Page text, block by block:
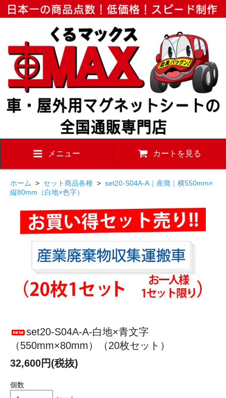
メニュー カートを見る
ホーム > セット商品各種 > set20-S04A-A｜産廃｜横550mm×
縦80mm（白地×色字）
set20-S04A-A-白地×青文字
（550mm×80mm）（20枚セット）
32,600円(税抜)
個数